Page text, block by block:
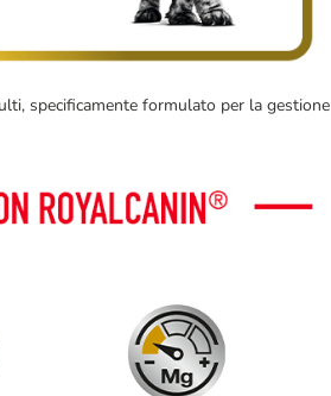
specificamente formulato per la gestione